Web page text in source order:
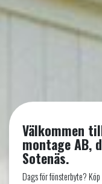
Välkommen
montage AB,
Sotenäs.
Dags för fönsterbyte?